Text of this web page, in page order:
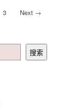
3 Next →
搜索